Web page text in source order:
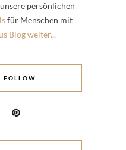
persönlichen
für Menschen mit
Blog weiter...
FOLLOW